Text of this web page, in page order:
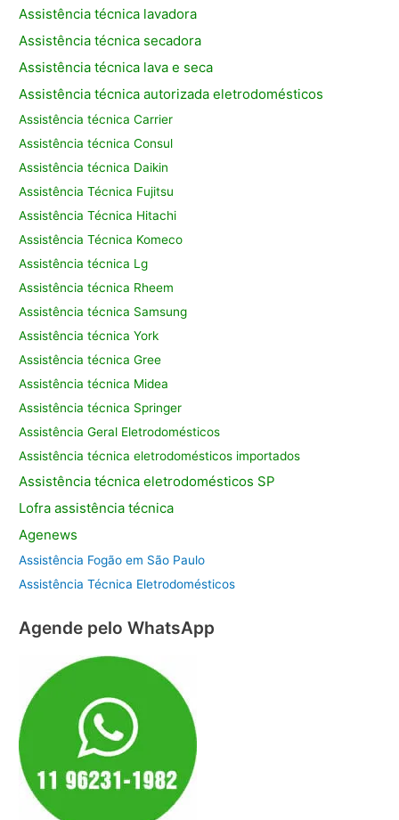
Assistência técnica lavadora
Assistência técnica secadora
Assistência técnica lava e seca
Assistência técnica autorizada eletrodomésticos
Assistência técnica Carrier
Assistência técnica Consul
Assistência técnica Daikin
Assistência Técnica Fujitsu
Assistência Técnica Hitachi
Assistência Técnica Komeco
Assistência técnica Lg
Assistência técnica Rheem
Assistência técnica Samsung
Assistência técnica York
Assistência técnica Gree
Assistência técnica Midea
Assistência técnica Springer
Assistência Geral Eletrodomésticos
Assistência técnica eletrodomésticos importados
Assistência técnica eletrodomésticos SP
Lofra assistênciatécnica
Agenews
Assistência Fogão em São Paulo
Assistência Técnica Eletrodomésticos
Agende pelo WhatsApp